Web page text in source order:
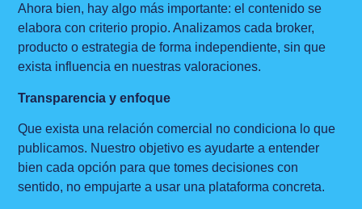
Ahora bien, hay algo más importante: el contenido se
elabora con criterio propio. Analizamos cada broker,
producto o estrategia de forma independiente, sin que
exista influencia en nuestras valoraciones.
Transparencia y enfoque
Que exista una relación comercial no condiciona lo que
publicamos. Nuestro objetivo es ayudarte a entender
bien cada opción para que tomes decisiones con
sentido, no empujarte a usar una plataforma concreta.